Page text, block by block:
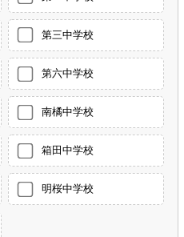
第三中学校
第六中学校
南橘中学校
箱田中学校
明桜中学校